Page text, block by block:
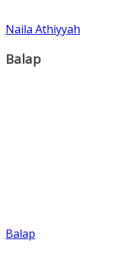
Naila Athiyyah
Balap
Balap